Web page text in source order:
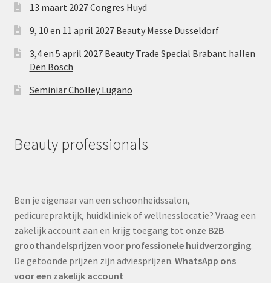
13 maart 2027 Congres Huyd
9, 10 en 11 april 2027 Beauty Messe Dusseldorf
3,4 en 5 april 2027 Beauty Trade Special Brabant hallen
Den Bosch
Seminiar Cholley Lugano
Beauty professionals
Ben je eigenaar van een schoonheidssalon,
pedicurepraktijk, huidkliniek of wellnesslocatie? Vraag een
zakelijk account aan en krijg toegang tot onze B2B
groothandelsprijzen voor professionele huidverzorging.
De getoonde prijzen zijn adviesprijzen. WhatsApp ons
voor een zakelijk account